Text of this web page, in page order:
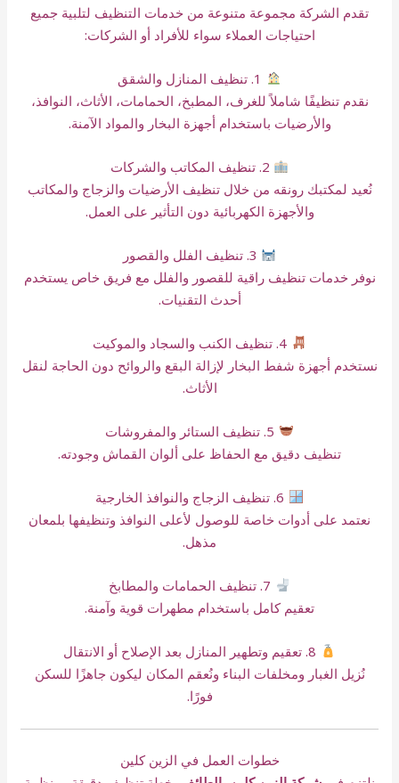
تقدم الشركة مجموعة متنوعة من خدمات التنظيف لتلبية جميع
احتياجات العملاء سواء للأفراد أو الشركات:
نقدم تنظيفًا شاملاً للغرف، المطبخ، الحمامات، الأثاث، النوافذ،
والأرضيات باستخدام أجهزة البخار والمواد الآمنة.
نُعيد لمكتبك رونقه من خلال تنظيف الأرضيات والزجاج والمكاتب
والأجهزة الكهربائية دون التأثير على العمل.
نوفر خدمات تنظيف راقية للقصور والفلل مع فريق خاص يستخدم
أحدث التقنيات.
نستخدم أجهزة شفط البخار لإزالة البقع والروائح دون الحاجة لنقل
الأثاث.
تنظيف دقيق مع الحفاظ على ألوان القماش وجودته.
نعتمد على أدوات خاصة للوصول لأعلى النوافذ وتنظيفها بلمعان
مذهل.
تعقيم كامل باستخدام مطهرات قوية وآمنة.
نُزيل الغبار ومخلفات البناء ونُعقم المكان ليكون جاهزًا للسكن
فورًا.
خطوات العمل في الزين كلين